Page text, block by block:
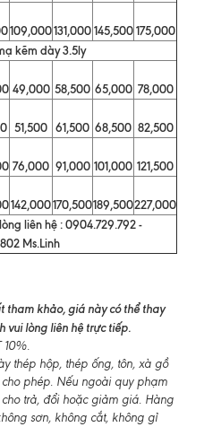
109,000131,000145,500 175,000
kẽm dày 3.5ly
49,000 58,500 65,000 78,000
51,500 61,500 68,500 82,500
76,000 91,000 101,000 121,500
142,000170,500189,500227,000
liên hệ : 0904.729.792 -
Ms.Linh
tham khảo, giá này có thể thay
vui lòng liên hệ trực tiếp.
thép hộp, thép ống, tôn, xà gồ
phép. Nếu ngoài quy phạm
trả, đổi hoặc giảm giá. Hàng
sơn, không cắt, không gỉ